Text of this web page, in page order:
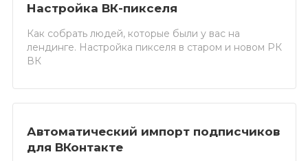
Настройка ВК-пикселя
Как собрать людей, которые были у вас на
лендинге. Настройка пикселя в старом и новом РК
ВК
Автоматический импорт подписчиков
для ВКонтакте